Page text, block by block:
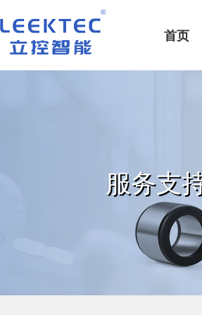
深圳市立控智能科技有限公司
首页
服务支